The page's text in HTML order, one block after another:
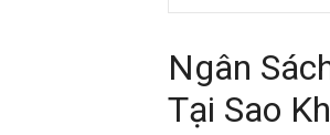
Ngân
Tại Sao